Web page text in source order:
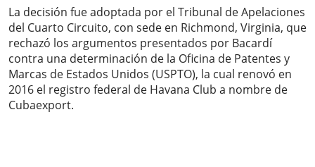
La decisión fue adoptada por el Tribunal de Apelaciones
del Cuarto Circuito, con sede en Richmond, Virginia, que
rechazó los argumentos presentados por Bacardí
contra una determinación de la Oficina de Patentes y
Marcas de Estados Unidos (USPTO), la cual renovó en
2016 el registro federal de Havana Club a nombre de
Cubaexport.